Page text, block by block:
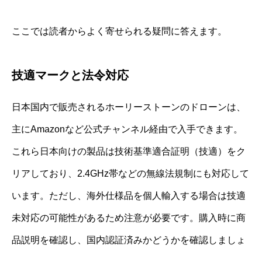
ここでは読者からよく寄せられる疑問に答えます。
技適マークと法令対応
日本国内で販売されるホーリーストーンのドローンは、
主にAmazonなど公式チャンネル経由で入手できます。
これら日本向けの製品は技術基準適合証明（技適）をク
リアしており、2.4GHz帯などの無線法規制にも対応して
います。ただし、海外仕様品を個人輸入する場合は技適
未対応の可能性があるため注意が必要です。購入時に商
品説明を確認し、国内認証済みかどうかを確認しましょ